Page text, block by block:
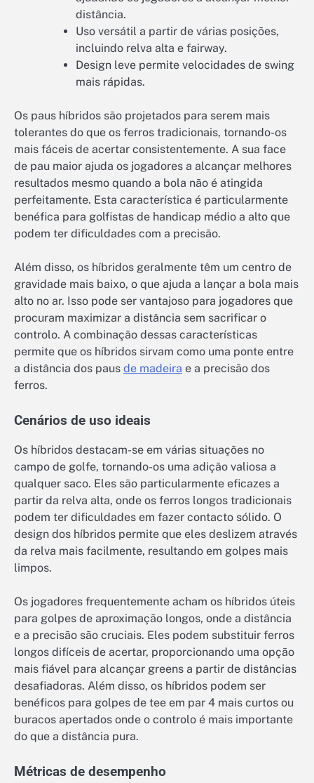
distância.
Uso versátil a partir de várias posições,
incluindo relva alta e fairway.
Design leve permite velocidades de swing
mais rápidas.
Os paus híbridos são projetados para serem mais
tolerantes do que os ferros tradicionais, tornando-os
mais fáceis de acertar consistentemente. A sua face
de pau maior ajuda os jogadores a alcançar melhores
resultados mesmo quando a bola não é atingida
perfeitamente. Esta característica é particularmente
benéfica para golfistas de handicap médio a alto que
podem ter dificuldades com a precisão.
Além disso, os híbridos geralmente têm um centro de
gravidade mais baixo, o que ajuda a lançar a bola mais
alto no ar. Isso pode ser vantajoso para jogadores que
procuram maximizar a distância sem sacrificar o
controlo. A combinação dessas características
permite que os híbridos sirvam como uma ponte entre
a distância dos paus de madeira e a precisão dos
ferros.
Cenários de uso ideais
Os híbridos destacam-se em várias situações no
campo de golfe, tornando-os uma adição valiosa a
qualquer saco. Eles são particularmente eficazes a
partir da relva alta, onde os ferros longos tradicionais
podem ter dificuldades em fazer contacto sólido. O
design dos híbridos permite que eles deslizem através
da relva mais facilmente, resultando em golpes mais
limpos.
Os jogadores frequentemente acham os híbridos úteis
para golpes de aproximação longos, onde a distância
e a precisão são cruciais. Eles podem substituir ferros
longos difíceis de acertar, proporcionando uma opção
mais fiável para alcançar greens a partir de distâncias
desafiadoras. Além disso, os híbridos podem ser
benéficos para golpes de tee em par 4 mais curtos ou
buracos apertados onde o controlo é mais importante
do que a distância pura.
Métricas de desempenho